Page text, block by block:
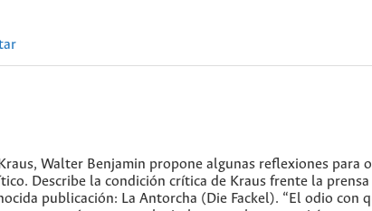
Walter Benjamin propone algunas reflexiones para
Describe la condición crítica de Kraus frente la
publicación: La Antorcha (Die Fackel). “El odio con